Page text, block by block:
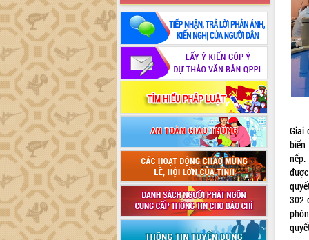
Giai
biến
302